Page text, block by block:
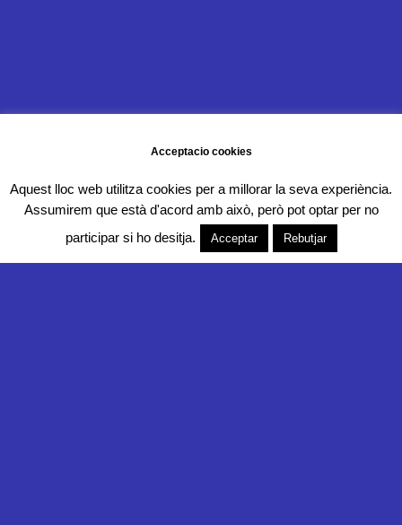
Acceptacio cookies
Aquest lloc web utilitza cookies per a millorar la seva experiència.
Assumirem que està d'acord amb això, però pot optar per no
participar si ho desitja.
Acceptar Rebutjar